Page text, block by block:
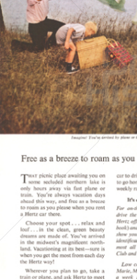
HERTZ
Hertz